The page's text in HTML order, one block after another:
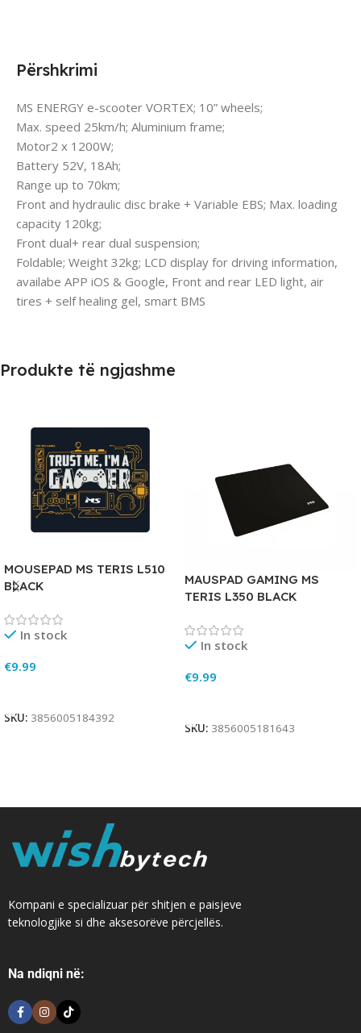
Përshkrimi
MS ENERGY e-scooter VORTEX; 10” wheels;
Max. speed 25km/h; Aluminium frame;
Motor2 x 1200W;
Battery 52V, 18Ah;
Range up to 70km;
Front and hydraulic disc brake + Variable EBS; Max. loading
capacity 120kg;
Front dual+ rear dual suspension;
Foldable; Weight 32kg; LCD display for driving information,
availabe APP iOS & Google, Front and rear LED light, air
tires + self healing gel, smart BMS
Produkte të ngjashme
MOUSEPAD MS TERIS L510
BLACK
In stock
€9.99
SKU: 3856005184392
MAUSPAD GAMING MS
TERIS L350 BLACK
In stock
€9.99
SKU: 3856005181643
Kompani e specializuar për shitjen e paisjeve
teknologjike si dhe aksesorëve përcjellës.
Na ndiqni në: